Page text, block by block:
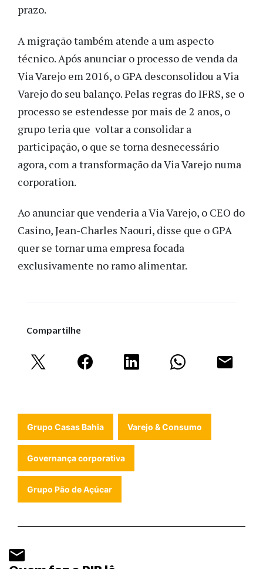
prazo.
A migração também atende a um aspecto
técnico. Após anunciar o processo de venda da
Via Varejo em 2016, o GPA desconsolidou a Via
Varejo do seu balanço. Pelas regras do IFRS, se o
processo se estendesse por mais de 2 anos, o
grupo teria que voltar a consolidar a
participação, o que se torna desnecessário
agora, com a transformação da Via Varejo numa
corporation.
Ao anunciar que venderia a Via Varejo, o CEO do
Casino, Jean-Charles Naouri, disse que o GPA
quer se tornar uma empresa focada
exclusivamente no ramo alimentar.
Compartilhe
Grupo Casas Bahia Varejo & Consumo
Governança corporativa
Grupo Pão de Açúcar